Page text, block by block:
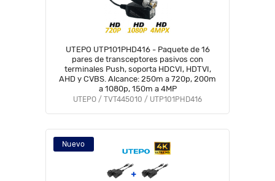
UTEPO UTP101PHD416 - Paquete de 16
pares de transceptores pasivos con
terminales Push, soporta HDCVI, HDTVI,
AHD y CVBS. Alcance: 250m a 720p, 200m
a 1080p, 150m a 4MP
UTEPO / TVT445010 / UTP101PHD416
Nuevo